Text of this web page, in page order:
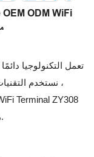
ODM WiFi
تعمل التكنولوجيا
، نستخدم
Terminal ZY308
Android POS مع أداء الطابعة الحرارية للطابعة.